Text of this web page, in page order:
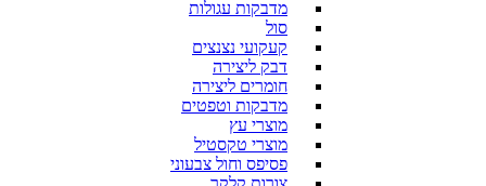
מדבקות עגולות
סול
קעקועי נצנצים
דבק ליצירה
חומרים ליצירה
מדבקות וטפטים
מוצרי עץ
מוצרי טקסטיל
פסיפס וחול צבעוני